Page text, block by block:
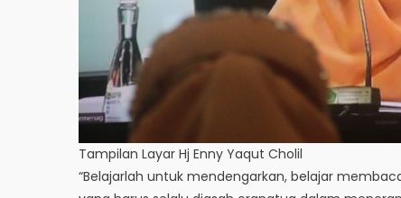
Tampilan Layar Hj Enny Yaqut Cholil
“Belajarlah untuk mendengarkan, belajar